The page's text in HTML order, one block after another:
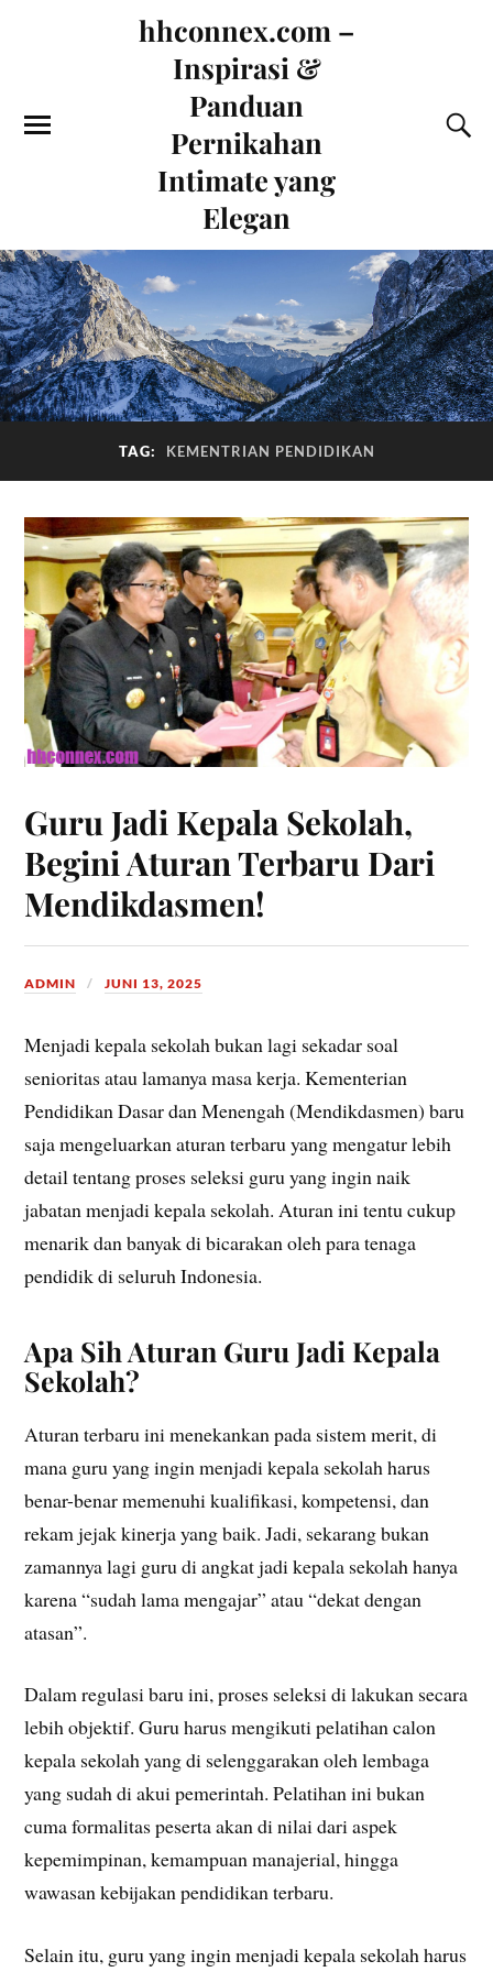
hhconnex.com –
Inspirasi &
Panduan
Pernikahan
Intimate yang
Elegan
TAG: KEMENTRIAN PENDIDIKAN
Guru Jadi Kepala Sekolah,
Begini Aturan Terbaru Dari
Mendikdasmen!
ADMIN JUNI 13, 2025
Menjadi kepala sekolah bukan lagi sekadar soal
senioritas atau lamanya masa kerja. Kementerian
Pendidikan Dasar dan Menengah (Mendikdasmen) baru
saja mengeluarkan aturan terbaru yang mengatur lebih
detail tentang proses seleksi guru yang ingin naik
jabatan menjadi kepala sekolah. Aturan ini tentu cukup
menarik dan banyak di bicarakan oleh para tenaga
pendidik di seluruh Indonesia.
Apa Sih Aturan Guru Jadi Kepala
Sekolah?
Aturan terbaru ini menekankan pada sistem merit, di
mana guru yang ingin menjadi kepala sekolah harus
benar-benar memenuhi kualifikasi, kompetensi, dan
rekam jejak kinerja yang baik. Jadi, sekarang bukan
zamannya lagi guru di angkat jadi kepala sekolah hanya
karena “sudah lama mengajar” atau “dekat dengan
atasan”.
Dalam regulasi baru ini, proses seleksi di lakukan secara
lebih objektif. Guru harus mengikuti pelatihan calon
kepala sekolah yang di selenggarakan oleh lembaga
yang sudah di akui pemerintah. Pelatihan ini bukan
cuma formalitas peserta akan di nilai dari aspek
kepemimpinan, kemampuan manajerial, hingga
wawasan kebijakan pendidikan terbaru.
Selain itu, guru yang ingin menjadi kepala sekolah harus